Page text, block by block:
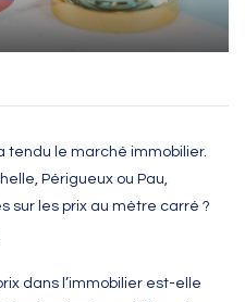
tendu le marché immobilier.
Périgueux ou Pau,
sur les prix au mètre carré ?
dans l’immobilier est-elle